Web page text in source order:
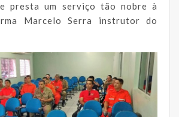
presta um serviço tão nobre à
Marcelo Serra instrutor do